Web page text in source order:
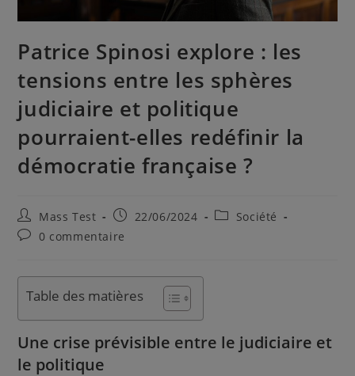
Patrice Spinosi explore : les
tensions entre les sphères
judiciaire et politique
pourraient-elles redéfinir la
démocratie française ?
Mass Test 22/06/2024
Société
0 commentaire
Table des matières
Une crise prévisible entre le judiciaire et
le politique